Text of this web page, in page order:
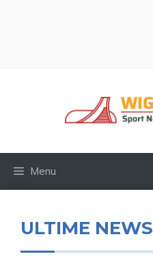
Menu
ULTIME NEWS